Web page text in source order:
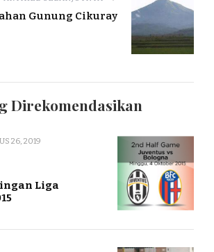
Gunung Cikuray
Direkomendasikan
26, 2019
Liga